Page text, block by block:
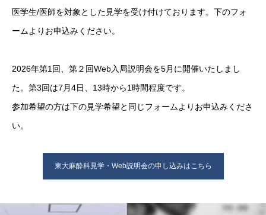
医学生/医師を対象とした見学を受け付けております。下のフォ
ームよりお申込みください。
2026年第1回、第２回Web入局説明会を5月に開催いたしまし
た。第3回は7月4日、13時から1時間程度です。
参加希望の方は下の見学希望と同じフォームよりお申込みくださ
い。
東大麻酔科見学・Web説明会の申し込みはこちら